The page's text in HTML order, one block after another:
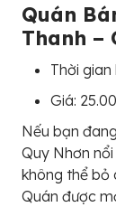
Quán
Thanh –
Thời gian
Giá:
Nếu bạn
Quy Nhơn
không thể bỏ
Quán được